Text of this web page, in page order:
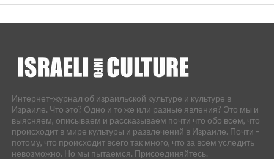
Интернет-журнал об израильской культуре и культуре в
Израиле. Что это? Одно и то же или разные явления? Это мы и
выясняем, описываем и рассказываем почти что обо всем, что
происходит в мире культуры и развлечений в Израиле. Почти -
потому, что происходит всего так много, что за всем уследить
невозможно. Но мы пытаемся. Присоединяйтесь.